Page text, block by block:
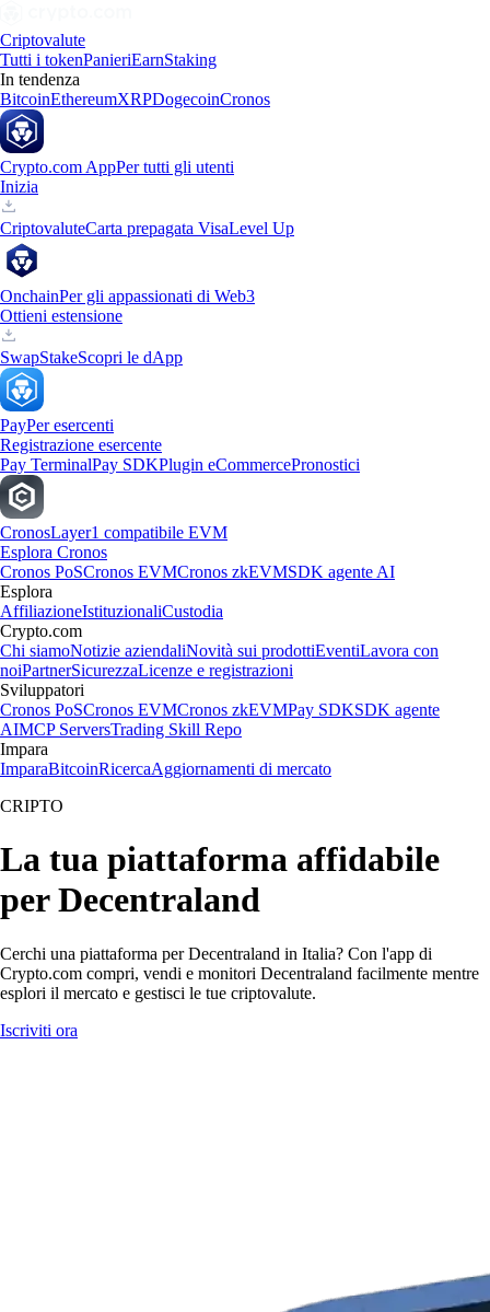
Criptovalute
Tutti i tokenPanieriEarnStaking
In tendenza
BitcoinEthereumXRPDogecoinCronos
Crypto.com AppPer tutti gli utenti
Inizia
CriptovaluteCarta prepagata VisaLevel Up
OnchainPer gli appassionati di Web3
Ottieni estensione
SwapStakeScopri le dApp
PayPer esercenti
Registrazione esercente
Pay TerminalPay SDKPlugin eCommercePronostici
CronosLayer1 compatibile EVM
Esplora Cronos
Cronos PoSCronos EVMCronos zkEVMSDK agente AI
Esplora
AffiliazioneIstituzionaliCustodia
Crypto.com
Chi siamoNotizie aziendaliNovità sui prodottiEventiLavora con
noiPartnerSicurezzaLicenze e registrazioni
Sviluppatori
Cronos PoSCronos EVMCronos zkEVMPay SDKSDK agente
AIMCP ServersTrading Skill Repo
Impara
ImparaBitcoinRicercaAggiornamenti di mercato
CRIPTO
La tua piattaforma affidabile
per Decentraland
Cerchi una piattaforma per Decentraland in Italia? Con l'app di
Crypto.com compri, vendi e monitori Decentraland facilmente mentre
esplori il mercato e gestisci le tue criptovalute.
Iscriviti ora